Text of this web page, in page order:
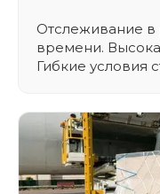
Отслеживание
времени.
Гибкие условия